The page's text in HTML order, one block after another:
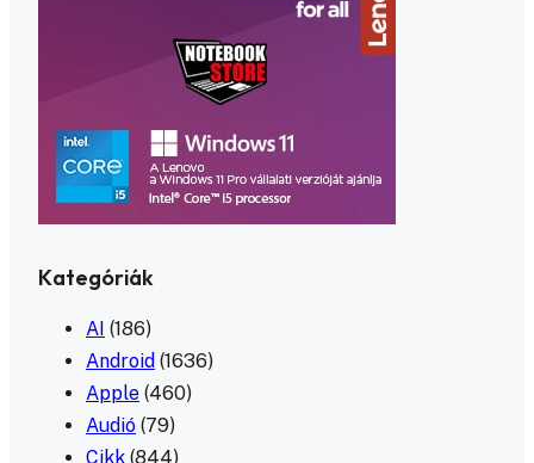
Kategóriák
AI (186)
Android (1636)
Apple (460)
Audió (79)
Cikk (844)